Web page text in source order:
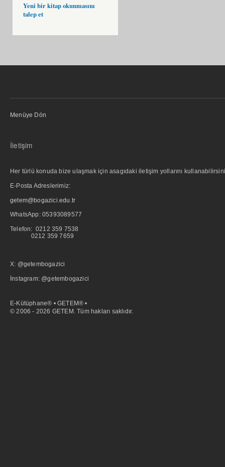
Yeni bir kitap okunmasını
talep et
Menüye Dön
İletişim
Her türlü konuda bize ulaşmak için asagıdaki iletişim yollarını
E-Posta Adreslerimiz:
getem@bogazici.edu.tr
WhatsApp: 05393089577
Telefon: 0212 359 7538
0212 359 7659
X: @getembogazici
İnstagram: @getembogazici
E-Kütüphane® • GETEM® •
© 2006 - 2026 GETEM. Tüm hakları saklıdır.